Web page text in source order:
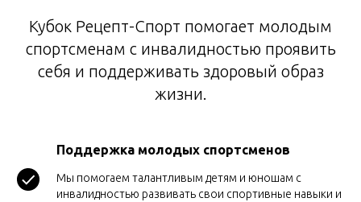
Кубок Рецепт-Спорт помогает молодым
спортсменам с инвалидностью проявить
себя и поддерживать здоровый образ
жизни.
Поддержка молодых спортсменов
Мы помогаем талантливым детям и юношам с
инвалидностью развивать свои спортивные навыки и